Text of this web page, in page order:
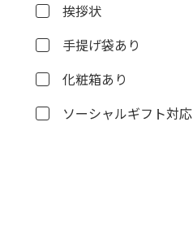
挨拶状
手提げ袋あり
化粧箱あり
ソーシャルギフト対応